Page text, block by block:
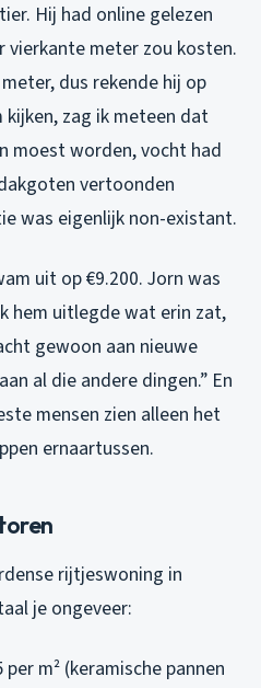
Hij had online gelezen
vierkante meter zou kosten.
dus rekende hij op
kijken, zag ik meteen dat
moest worden, vocht had
vertoonden
was eigenlijk non-existant.
uit op €9.200. Jorn was
hem uitlegde wat erin zat,
gewoon aan nieuwe
al die andere dingen.” En
mensen zien alleen het
ernaartussen.
rijtjeswoning in
je ongeveer:
per m² (keramische pannen